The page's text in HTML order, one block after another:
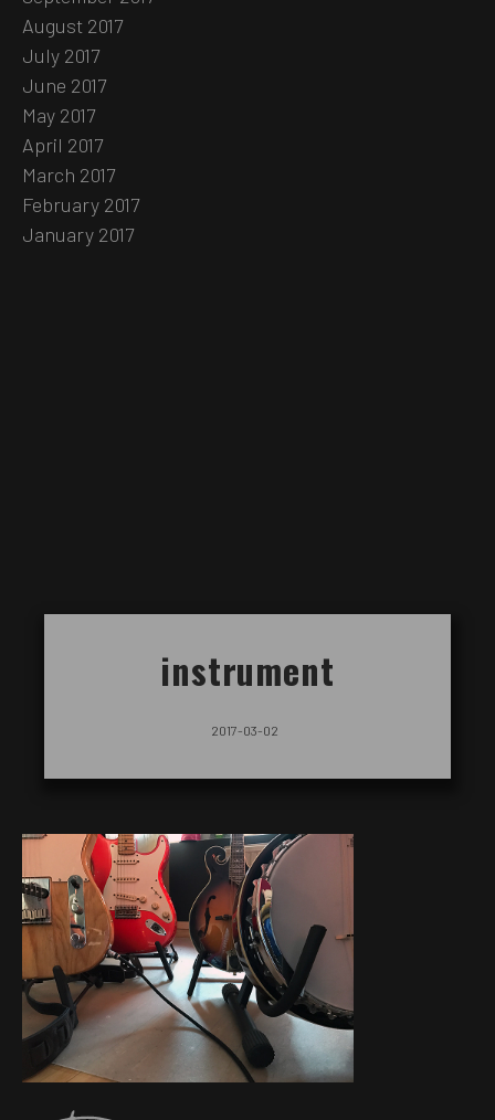
August 2017
July 2017
June 2017
May 2017
April 2017
March 2017
February 2017
January 2017
instrument
2017-03-02